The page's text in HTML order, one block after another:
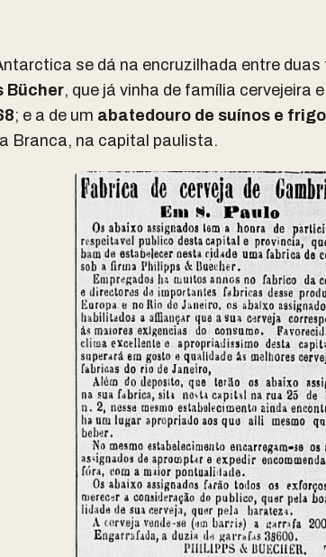
se dá na encruzilhada entre
Bücher, que já vinha de família cervejeira
; e a de um abatedouro de suínos e
Branca, na capital paulista.